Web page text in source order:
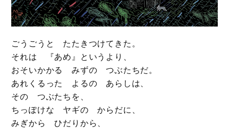
ごうごうと たたきつけてきた。
それは 『あめ』というより、
おそいかかる みずの つぶたちだ。
あれくるった よるの あらしは、
その つぶたちを、
ちっぽけな ヤギの からだに、
みぎから ひだりから、